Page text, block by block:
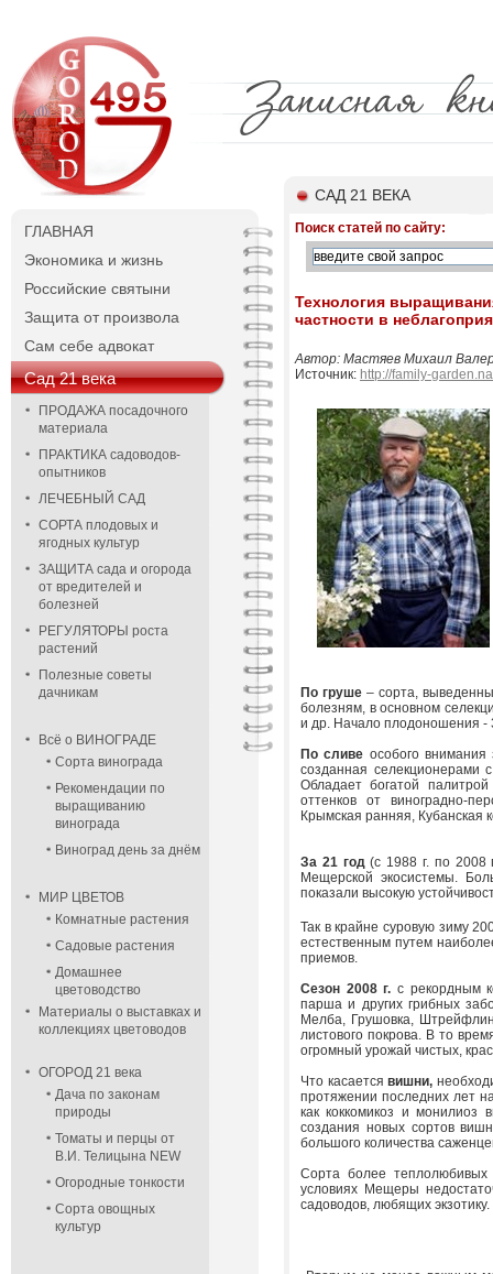
ГЛАВНАЯ
Экономика и жизнь
Российские святыни
Защита от произвола
Сам себе адвокат
Сад 21 века
ПРОДАЖА посадочного
материала
ПРАКТИКА садоводов-
опытников
ЛЕЧЕБНЫЙ САД
СОРТА плодовых и
ягодных культур
ЗАЩИТА сада и огорода
от вредителей и
болезней
РЕГУЛЯТОРЫ роста
растений
Полезные советы
дачникам
Всё о ВИНОГРАДЕ
Сорта винограда
Рекомендации по
выращиванию
винограда
Виноград день за днём
МИР ЦВЕТОВ
Комнатные растения
Садовые растения
Домашнее
цветоводство
Материалы о выставках и
коллекциях цветоводов
ОГОРОД 21 века
Дача по законам
природы
Томаты и перцы от
В.И. Телицына NEW
Огородные тонкости
Сорта овощных
культур
САД 21 ВЕКА
Поиск статей по сайту:
Технология
частности в
Автор: Мастяев Михаил
Источник: http://family-
По груше – сорта,
болезням, в основном
и др. Начало плодоношения -
По сливе особого внимания
созданная селекционерами
Обладает богатой
оттенков от виноградно-
Крымская ранняя, Кубанская
За 21 год(с 1988 г. по 2008
Мещерской экосистемы.
показали высокую
Так в крайне суровую зиму
естественным путем
приемов.
Сезон 2008 г. с рекордным
парша и других грибных
Мелба, Грушовка,
листового покрова. В то
огромный урожай чистых,
Что касаетсявишни,
протяжении последних лет
как коккомикоз и монилиоз
создания новых сортов
большого количества
Сорта более теплолюбивых
условиях Мещеры
садоводов, любящих экзотику.